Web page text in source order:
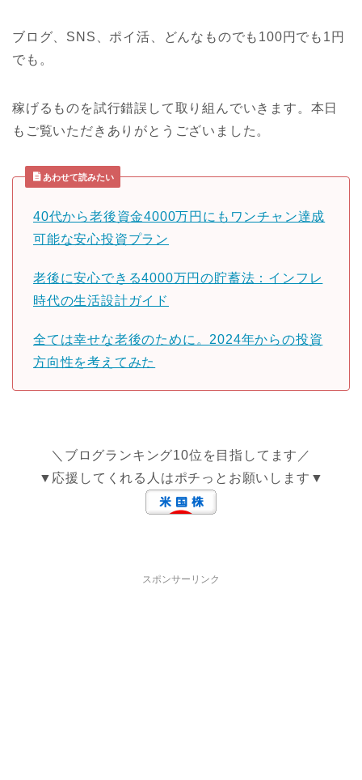
ブログ、SNS、ポイ活、どんなものでも100円でも1円
でも。
稼げるものを試行錯誤して取り組んでいきます。本日
もご覧いただきありがとうございました。
あわせて読みたい
40代から老後資金4000万円にもワンチャン達成
可能な安心投資プラン
老後に安心できる4000万円の貯蓄法：インフレ
時代の生活設計ガイド
全ては幸せな老後のために。2024年からの投資
方向性を考えてみた
＼ブログランキング10位を目指してます／
▼応援してくれる人はポチっとお願いします▼
スポンサーリンク